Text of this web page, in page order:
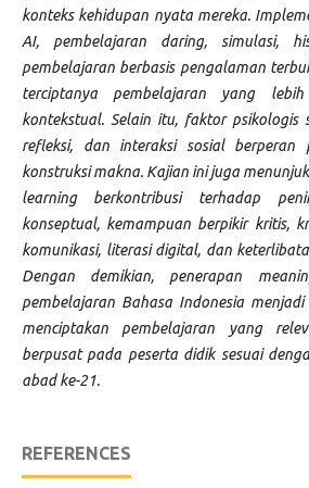
konteks kehidupan nyata mereka.
AI, pembelajaran daring, simulasi,
pembelajaran berbasis pengalaman
terciptanya pembelajaran yang
kontekstual. Selain itu, faktor psikologis
refleksi, dan interaksi sosial berperan
konstruksi makna. Kajian ini juga
learning berkontribusi terhadap
konseptual, kemampuan berpikir kritis,
komunikasi, literasi digital, dan
Dengan demikian, penerapan
pembelajaran Bahasa Indonesia
menciptakan pembelajaran yang
berpusat pada peserta didik sesuai
abad ke-21.
REFERENCES